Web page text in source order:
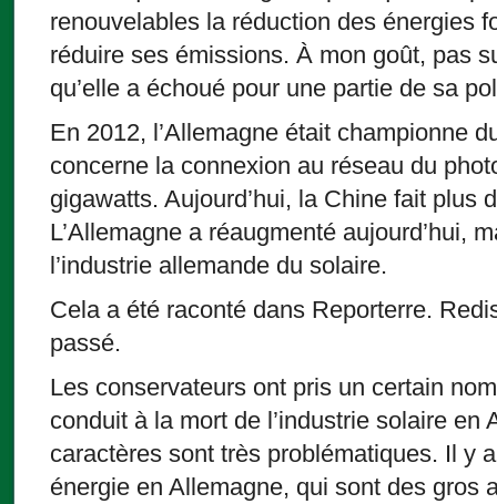
renouvelables la réduction des énergies
réduire ses émissions. À mon goût, pas
qu’elle a échoué pour une partie de sa
En 2012, l’Allemagne était championne
concerne la connexion au réseau du
gigawatts. Aujourd’hui, la Chine fait plus
L’Allemagne a réaugmenté aujourd’hui,
l’industrie allemande du solaire.
Cela a été raconté dans Reporterre.
passé.
Les conservateurs ont pris un certain
conduit à la mort de l’industrie solaire en
caractères sont très problématiques. Il y
énergie en Allemagne, qui sont des gros